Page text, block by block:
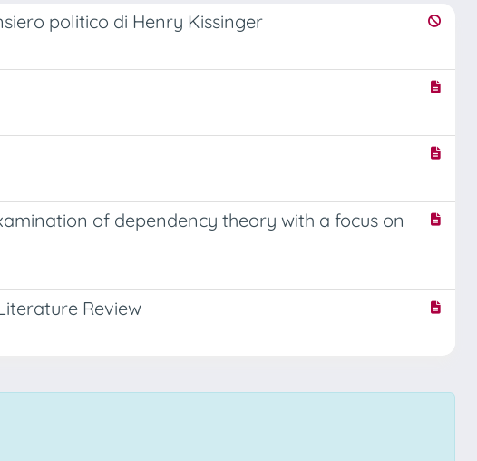
politico di Henry Kissinger
of dependency theory with a focus on
Review